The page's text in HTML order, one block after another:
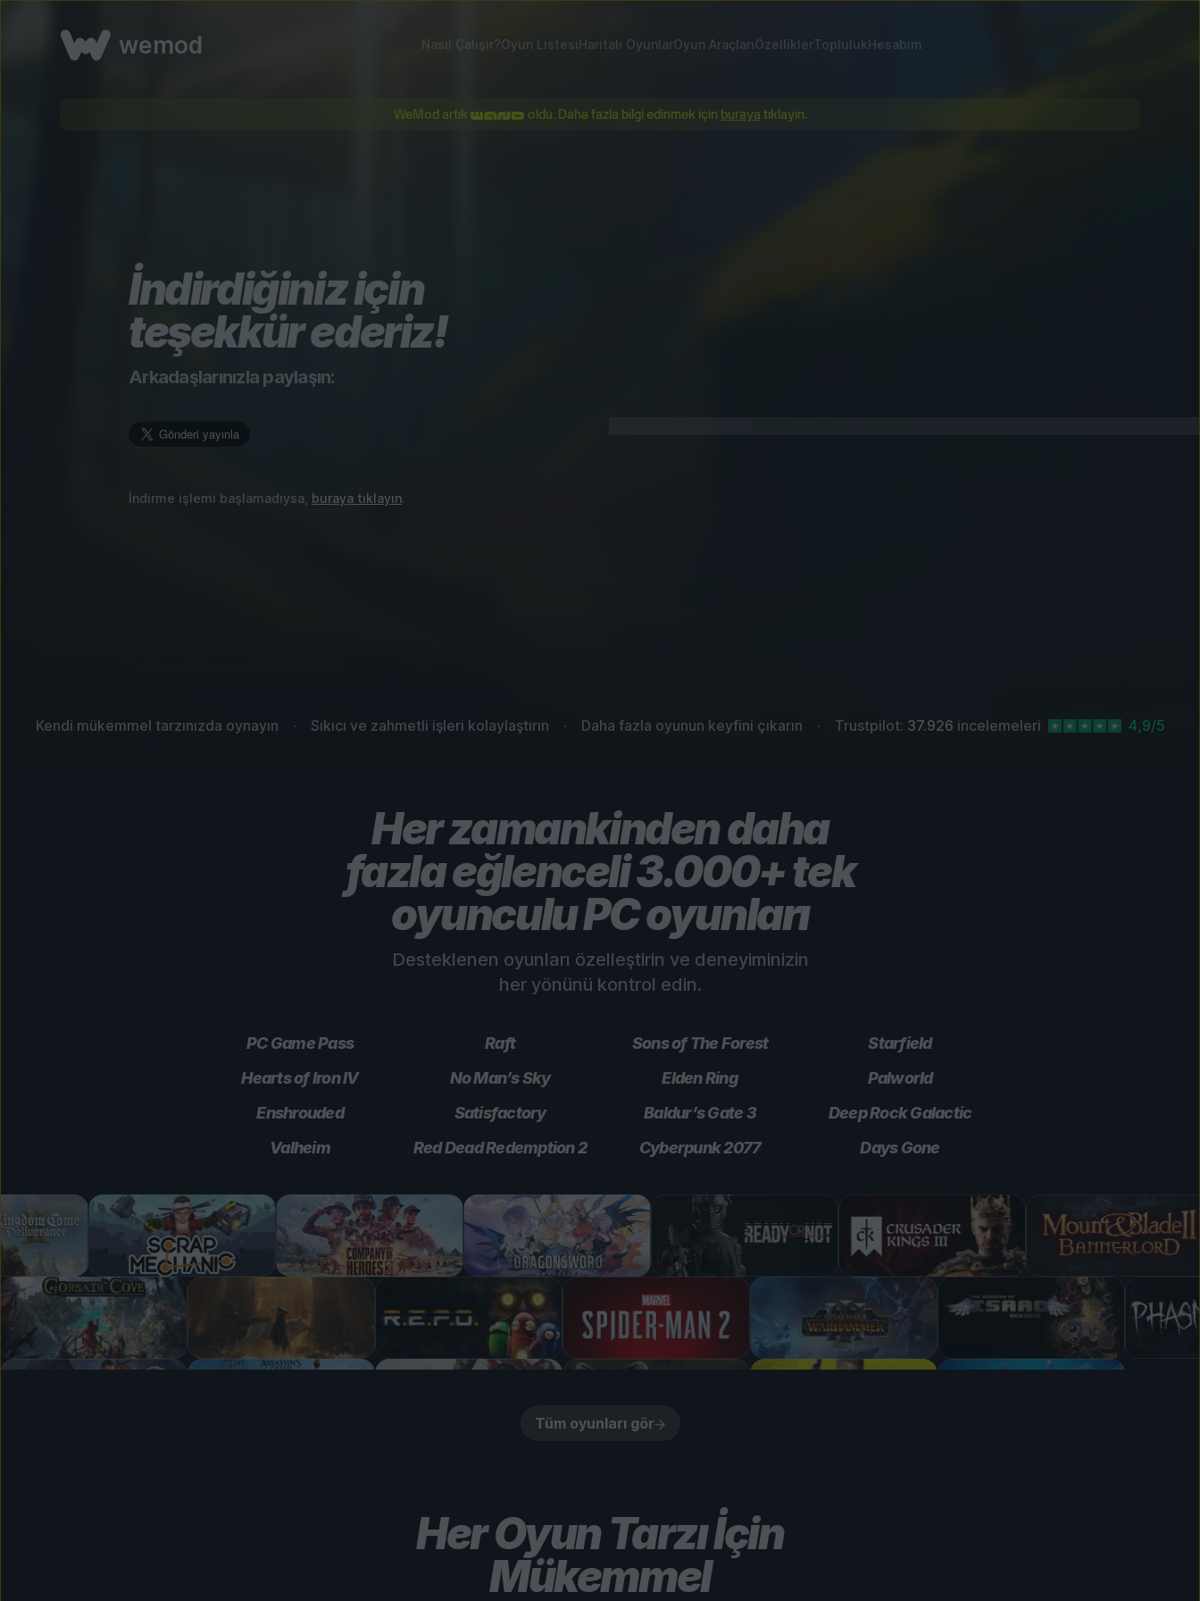
wemod Nasıl Çalışır?Oyun ListesiHaritalı OyunlarOyun AraçlarıÖzelliklerToplulukHesabım
WeMod artık oldu. Daha fazla bilgi edinmek için buraya tıklayın.
İndirdiğiniz için
teşekkür ederiz!
Arkadaşlarınızla paylaşın:
İndirme işlemi başlamadıysa, buraya tıklayın.
Kendi mükemmel tarzınızda oynayın Sıkıcı ve zahmetli işleri kolaylaştırın Daha fazla oyunun keyfini çıkarın Trustpilot: 37.926 incelemeleri 4,9/5
Her zamankinden daha
fazla eğlenceli 3.000+ tek
oyunculu PC oyunları
Desteklenen oyunları özelleştirin ve deneyiminizin
her yönünü kontrol edin.
PC Game Pass Raft Sons of The Forest
Starfield
Hearts of Iron IV
No Man’s Sky Elden Ring
Palworld
Enshrouded
Satisfactory Baldur’s Gate 3
Deep Rock Galactic
Valheim
Red Dead Redemption 2 Cyberpunk 2077 Days Gone
Tüm oyunları gör
Her Oyun Tarzı İçin
Mükemmel